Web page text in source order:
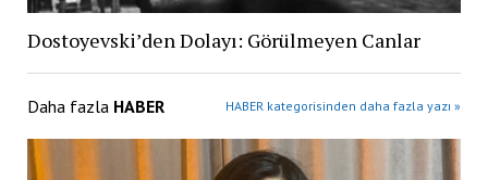
Dostoyevski’den Dolayı: Görülmeyen Canlar
Daha fazla HABER HABER kategorisinden daha fazla yazı »